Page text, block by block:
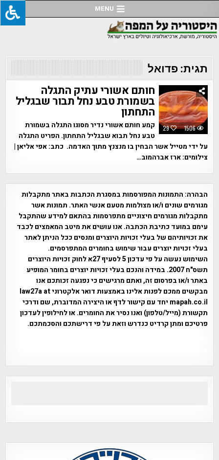
to
content
MENU
תגית:פדואל
29 1506
חותם אשורי עתיק התגלה
בשמורת טבע נחל תבור שבגליל
התחתון
קמע חותם אשורי נדיר מסוגו התגלה בשמורת
טבע נחל תבוא שבגליל התחתון. הפריט התגלה
על ידי מטייל אשר הבחין בו מנצנץ מתוך האדמה. כתב: אפי אליאן |
צילומים: ארז אברהמוב…
הבהרה: התמונות המפורסמות במסגרת הכתבות באתר מתקבלות
מגורמים שונים ו/או מצולמות מטעם אנשי האתר. תמונות אשר
מתקבלות מגורמים חיצוניים מתפרסמות בהתאם למידע שהתקבל
עימם במועד כתיבת הכתבה. אנו עושים את מיטב המאמצים לכבד
את זכויותיהם של בעלי זכויות היוצרים ומנסים ככל הניתן לאתר
בעלי זכויות יוצרים עבור שימוש בחומרים המתפרסמים.
השימוש נעשה על פי עדכון 5 לסעיף 27א לחוק זכויות היוצרים
תשס"ח 2007. במידה והנכם בעלי זכויות יוצרים בחומר המופיע
באתר ו/או בפרסום זה, ואתם מרגישים כי נפגעה זכותכם אנו
מבקשים ממכם לפנות אלינו באמצעות דואר אלקטרוני law27a at
mapah.co.il יחד עם קישור לדף או היצירה המדוברת, שם ודרכי
תקשורת (מייל/טלפון) ואנו נסיר את החומרים. או לחילופין לעדכון
פרטיכם ומתן קרדיט כנדרש וזאת על פי דרישתכם והסכמתכם.